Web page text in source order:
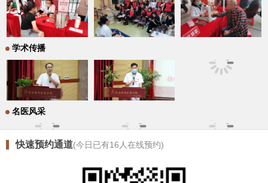
学术传播
名医风采
快速预约通道(今日已有16 人在线预约)